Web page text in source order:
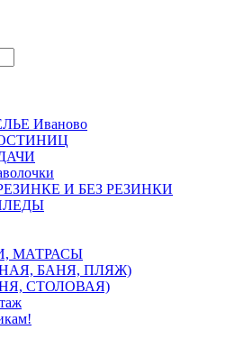
Иваново
И БЕЗ РЕЗИНКИ
МАТРАСЫ
БАНЯ, ПЛЯЖ)
СТОЛОВАЯ)